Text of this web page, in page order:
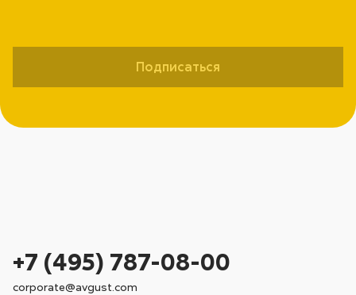
Подписаться
+7 (495) 787-08-00
corporate@avgust.com